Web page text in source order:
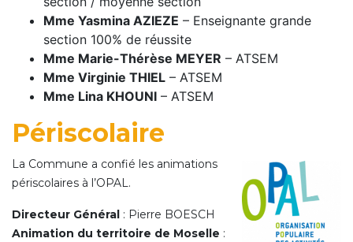
Mme Yasmina AZIEZE – Enseignante grande
section 100% de réussite
Mme Marie-Thérèse MEYER – ATSEM
Mme Virginie THIEL – ATSEM
Mme Lina KHOUNI – ATSEM
Périscolaire
La Commune a confié les animations
périscolaires à l’OPAL.
Directeur Général : Pierre BOESCH
Animation du territoire de Moselle :